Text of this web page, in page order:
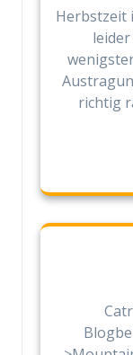
Herbstzeit
richtig